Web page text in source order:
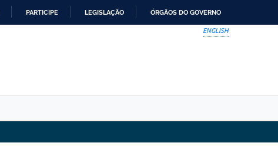
PARTICIPE LEGISLAÇÃO ÓRGÃOS DO GOVERNO
ENGLISH